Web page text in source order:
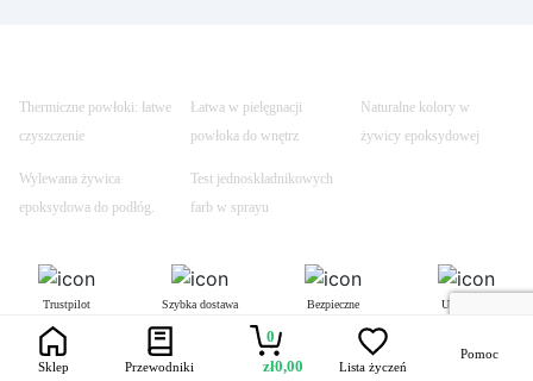
Thermiczne powłoki: łatwe
czyszczenie
Łatwa w pielęgnacji
powłoka do wnętrz
Naturalne kolory w
żywicy epoksydowej
Wylewana żywica
epoksydowa do podłóg.
Test jednoskładnikowych
farb w sprayu
Trustpilot Szybka dostawa
Bezpieczne
Uczynione
bezpiecznym
Sklep Przewodniki
0
zł0,00 Lista życzeń
Pomoc